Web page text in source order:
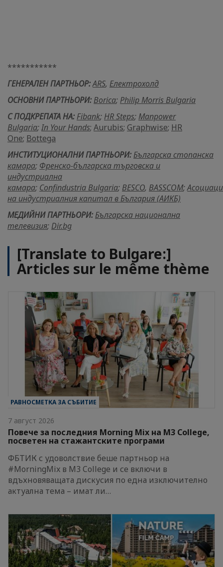
***********
ГЕНЕРАЛЕН ПАРТНЬОР:ARS, Електрохолд
ОСНОВНИ ПАРТНЬОРИ: Borica; Philip Morris Bulgaria
С ПОДКРЕПАТА НА: Fibank; HR Steps; Manpower
Bulgaria;In Your Hands; Aurubis; Graphwise; HR
One; Bottega
ИНСТИТУЦИОНАЛНИ ПАРТНЬОРИ:Българска стопанска
камара; Френско-българска търговска и
индустриална
камара; Confindustria Bulgaria; BESCO, BASSCOM;
на индустриалния капитал в България (АИКБ)
МЕДИЙНИ ПАРТНЬОРИ:Българска национална
телевизия; Dir.bg
[Translate to Bulgare:]
Articles sur le même thème
РАВНОСМЕТКА ЗА СЪБИТИЕ
7 август 2026
Повече за последния Morning Mix на M3 College,
посветен на стажантските програми
ФБТИК с удоволствие беше партньор на
#MorningMix в M3 College и се включи в
вдъхновяващата дискусия по една изключително
актуална тема – имат ли…